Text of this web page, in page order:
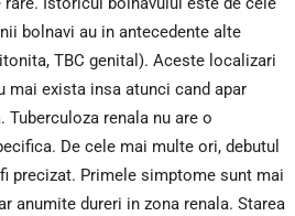
bolnavi au in antecedente alte
TBC genital). Aceste localizari
mai exista insa atunci cand apar
Tuberculoza renala nu are o
De cele mai multe ori, debutul
precizat. Primele simptome sunt mai
anumite dureri in zona renala. Starea